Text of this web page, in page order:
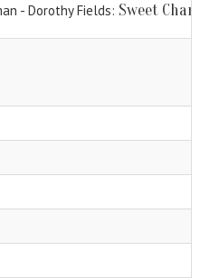
- Dorothy Fields Sweet Charity